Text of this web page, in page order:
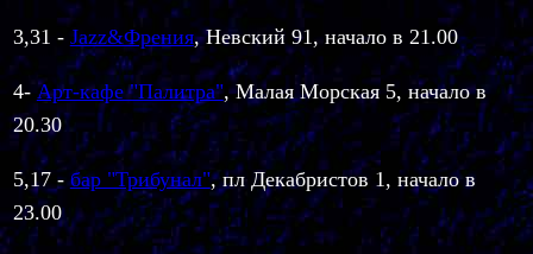
3,31 - Jazz&Френия, Невский 91, начало в 21.00
4-Арт-кафе "Палитра", Малая Морская 5, начало в
20.30
5,17-бар "Трибунал", пл Декабристов 1, начало в
23.00